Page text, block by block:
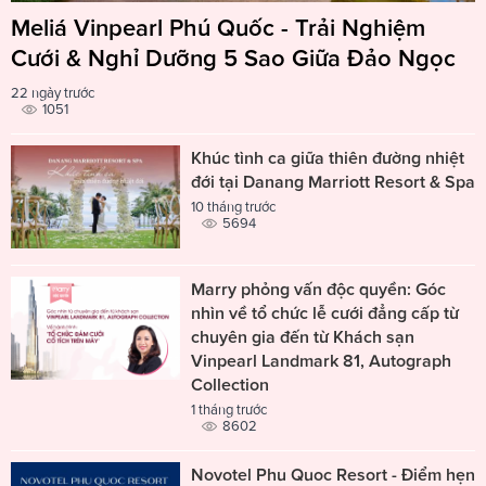
Meliá Vinpearl Phú Quốc - Trải Nghiệm
Cưới & Nghỉ Dưỡng 5 Sao Giữa Đảo Ngọc
22 ngày trước
1051
Khúc tình ca giữa thiên đường nhiệt
đới tại Danang Marriott Resort & Spa
10 tháng trước
5694
Marry phỏng vấn độc quyền: Góc
nhìn về tổ chức lễ cưới đẳng cấp từ
chuyên gia đến từ Khách sạn
Vinpearl Landmark 81, Autograph
Collection
1 tháng trước
8602
Novotel Phu Quoc Resort - Điểm hẹn